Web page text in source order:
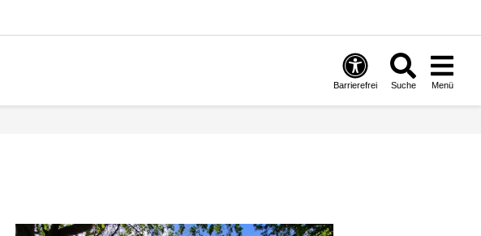
Barrierefrei Suche Menü